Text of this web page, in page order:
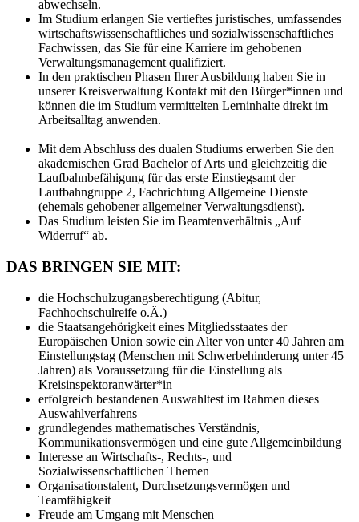
abwechseln.
Im Studium erlangen Sie vertieftes juristisches, umfassendes
wirtschaftswissenschaftliches und sozialwissenschaftliches
Fachwissen, das Sie für eine Karriere im gehobenen
Verwaltungsmanagement qualifiziert.
In den praktischen Phasen Ihrer Ausbildung haben Sie in
unserer Kreisverwaltung Kontakt mit den Bürger*innen und
können die im Studium vermittelten Lerninhalte direkt im
Arbeitsalltag anwenden.
Mit dem Abschluss des dualen Studiums erwerben Sie den
akademischen Grad Bachelor of Arts und gleichzeitig die
Laufbahnbefähigung für das erste Einstiegsamt der
Laufbahngruppe 2, Fachrichtung Allgemeine Dienste
(ehemals gehobener allgemeiner Verwaltungsdienst).
Das Studium leisten Sie im Beamtenverhältnis „Auf
Widerruf“ ab.
DAS BRINGEN SIE MIT:
die Hochschulzugangsberechtigung (Abitur,
Fachhochschulreife o.Ä.)
die Staatsangehörigkeit eines Mitgliedsstaates der
Europäischen Union sowie ein Alter von unter 40 Jahren am
Einstellungstag (Menschen mit Schwerbehinderung unter 45
Jahren) als Voraussetzung für die Einstellung als
Kreisinspektoranwärter*in
erfolgreich bestandenen Auswahltest im Rahmen dieses
Auswahlverfahrens
grundlegendes mathematisches Verständnis,
Kommunikationsvermögen und eine gute Allgemeinbildung
Interesse an Wirtschafts-, Rechts-, und
Sozialwissenschaftlichen Themen
Organisationstalent, Durchsetzungsvermögen und
Teamfähigkeit
Freude am Umgang mit Menschen